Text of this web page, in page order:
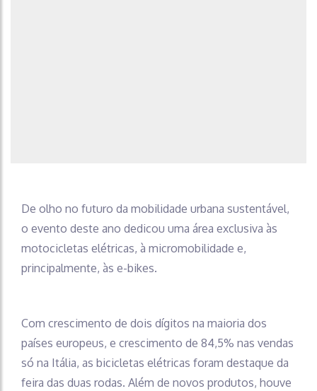
De olho no futuro da mobilidade urbana sustentável,
o evento deste ano dedicou uma área exclusiva às
motocicletas elétricas, à micromobilidade e,
principalmente, às e-bikes.
Com crescimento de dois dígitos na maioria dos
países europeus, e crescimento de 84,5% nas vendas
só na Itália, as bicicletas elétricas foram destaque da
feira das duas rodas. Além de novos produtos, houve